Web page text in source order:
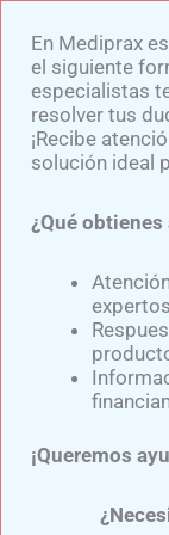
contenido
Tipos
Muñón
Samuel Medina
técnica
En Mediprax
el siguiente
especialistas
resolver tus
¡Recibe
solución ideal
¿Qué
¡Queremos